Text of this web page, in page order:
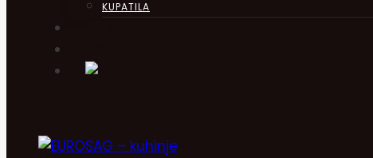
KUPATILA